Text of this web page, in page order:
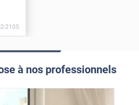
2105
à nos professionnels